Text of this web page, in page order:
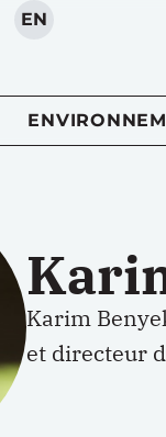
EN
Karim
et directeur